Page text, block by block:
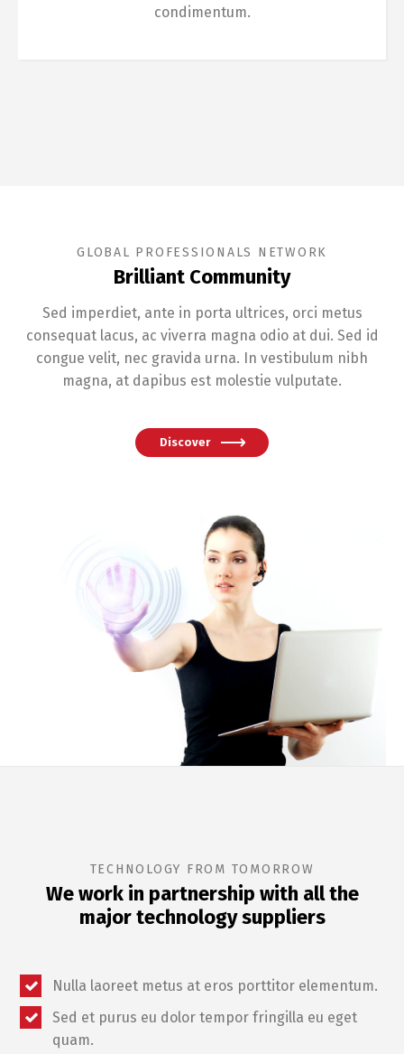
condimentum.
GLOBAL PROFESSIONALS NETWORK
Brilliant Community
Sed imperdiet, ante in porta ultrices, orci metus
consequat lacus, ac viverra magna odio at dui. Sed id
congue velit, nec gravida urna. In vestibulum nibh
magna, at dapibus est molestie vulputate.
Discover
TECHNOLOGY FROM TOMORROW
We work in partnership with all the
major technology suppliers
Nulla laoreet metus at eros porttitor elementum.
Sed et purus eu dolor tempor fringilla eu eget
quam.